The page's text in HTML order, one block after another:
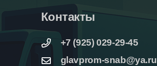
Контакты
+7 (925) 029-29-45
glavprom-snab@ya.ru